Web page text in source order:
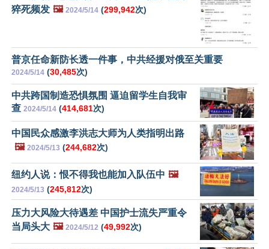
猝死频发 🖼️ 2024/5/14 (299,942次)
普京任命新防长透一件事，中共经援对俄至关重要
2024/5/14 (30,485次)
中共跨国制造恐惧氛围 逼迫留学生自我审
查 2024/5/14 (414,681次)
中国民众感激李洪志大师为人类指明出路
🖼️ 2024/5/13 (244,682次)
纽约人说：恨不得我也能加入队伍中 🖼️
2024/5/13 (245,812次)
压力大风险大待遇差 中国护士流失严重令
当局头大 🖼️ 2024/5/12 (49,992次)